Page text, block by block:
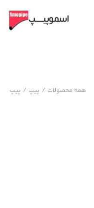
همه محصولات / پیپ / پیپ